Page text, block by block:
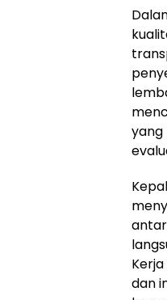
yang
dan